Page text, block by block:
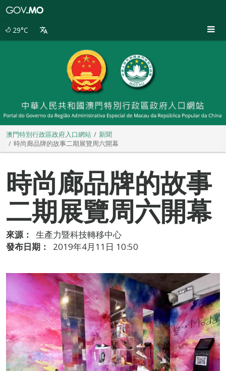
29°C
澳門特別行政區政府入口網站
新聞
時尚廊品牌的故事二期展覽周六開幕
時尚廊品牌的故事
二期展覽周六開幕
來源：
生產力暨科技轉移中心
發布日期：
2019年4月11日 10:50